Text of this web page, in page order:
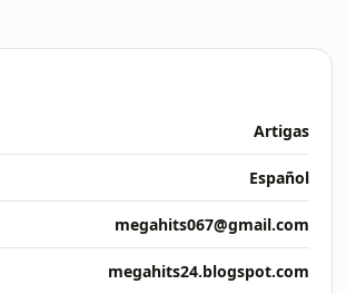
Artigas
Español
megahits067@gmail.com
megahits24.blogspot.com